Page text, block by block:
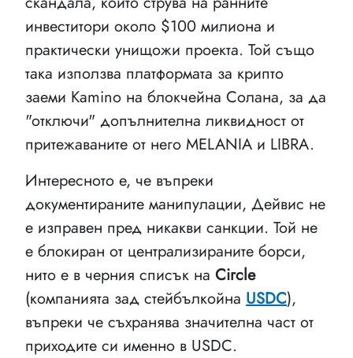
инвеститори около $100 милиона и
практически унищожи проекта. Той също
така използва платформата за крипто
заеми Kamino на блокчейна Солана, за да
"отключи" допълнителна ликвидност от
притежаваните от него MELANIA и LIBRA.
Интересното е, че въпреки
документираните манипулации, Дейвис не
е изправен пред никакви санкции. Той не
е блокиран от централизираните борси,
нито е в черния списък на Circle
(компанията зад стейбълкойна USDC),
въпреки че съхранява значителна част от
приходите си именно в USDC.